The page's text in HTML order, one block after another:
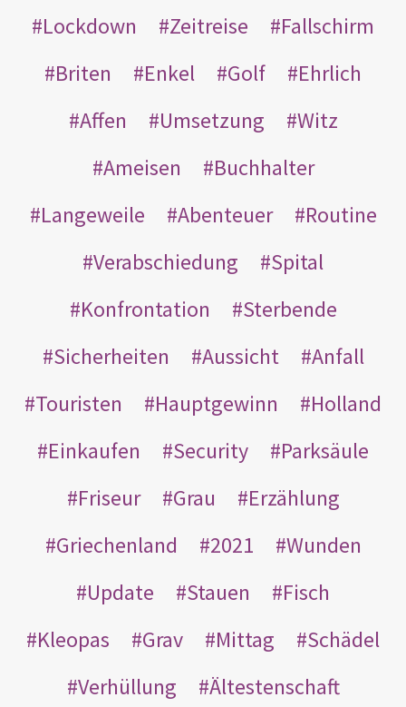
Lockdown
Zeitreise
Fallschirm
Briten
Enkel Golf
Ehrlich
Affen
Umsetzung
Witz
Ameisen
Buchhalter
Langeweile
Abenteuer
Routine
Verabschiedung
Spital
Konfrontation
Sterbende
Sicherheiten
Aussicht
Anfall
Touristen
Hauptgewinn
Holland
Einkaufen
Security
Parksäule
Friseur
Grau
Erzählung
Griechenland
2021
Wunden
Update
Stauen
Fisch
Kleopas
Grav Mittag
Schädel
Verhüllung
Ältestenschaft